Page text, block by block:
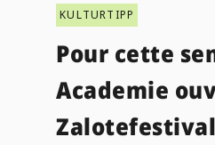
KULTURTIPP
Pour cette
Academie